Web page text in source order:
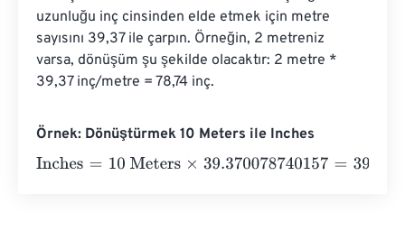
uzunluğu inç cinsinden elde etmek için metre
sayısını 39,37 ile çarpın. Örneğin, 2 metreniz
varsa, dönüşüm şu şekilde olacaktır: 2 metre *
39,37 inç/metre = 78,74 inç.
Örnek: Dönüştürmek 10 Meters ile Inches
Inches= 10 Meters×39.370078740157=393.7007874